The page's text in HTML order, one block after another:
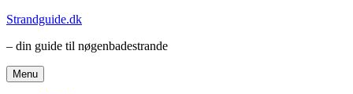
Videre
indhold
Strandguide.dk
– din guide til nøgenbadestrande
Menu